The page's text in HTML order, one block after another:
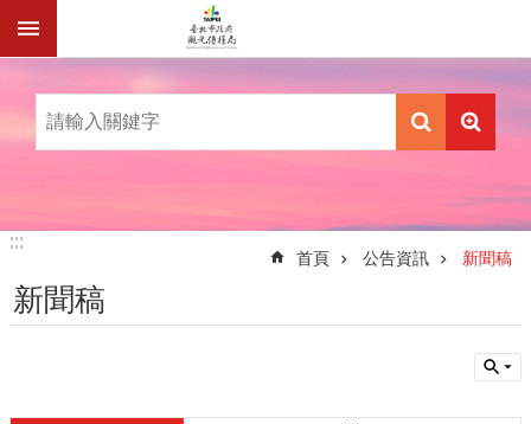
跳到主要內容區塊
:::
:::
首頁 公告資訊 新聞稿
新聞稿